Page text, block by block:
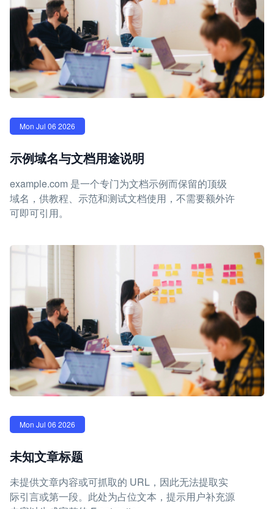
Mon Jul 06 2026
示例域名与文档用途说明
example.com 是一个专门为文档示例而保留的顶级
域名，供教程、示范和测试文档使用，不需要额外许
可即可引用。
Mon Jul 06 2026
未知文章标题
未提供文章内容或可抓取的 URL，因此无法提取实
际引言或第一段。此处为占位文本，提示用户补充源